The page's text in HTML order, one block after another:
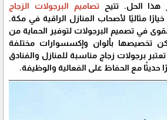
هذا الحل. تتيحتصاميم البرجولات الزجاج
مثاليًا لأصحاب المنازل الراقية في مكة.
في تصميم البرجولات لتوفير الحماية من
تخصيصها بألوان وإكسسوارات مختلفة
برجولات زجاج مناسبة للمنازل والفنادق
حديثًا مع الحفاظ على الفعالية والوظيفة.